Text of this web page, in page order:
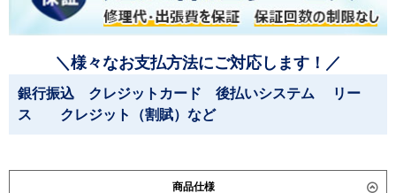
＼様々なお支払方法にご対応します！／
銀行振込 クレジットカード 後払いシステム リー
ス クレジット（割賦）など
商品仕様